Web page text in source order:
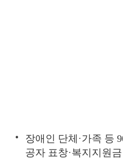
장애인 단체·가족 등
공자 표창·복지지원